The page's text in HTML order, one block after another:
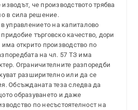
изводът, че производството трябва
в сила решение.
управлението на капиталово
търговско качество, дори
има открито производство по
на чл. 57 ТЗ има
Ограничителните разпоредби
разширително или да се
Обсъжданата теза следва да
образуването и даже
по несъстоятелност на